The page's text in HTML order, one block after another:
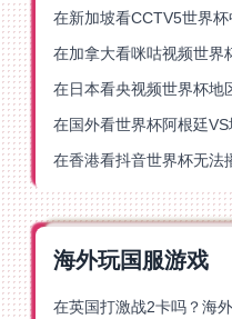
海外玩国服游戏